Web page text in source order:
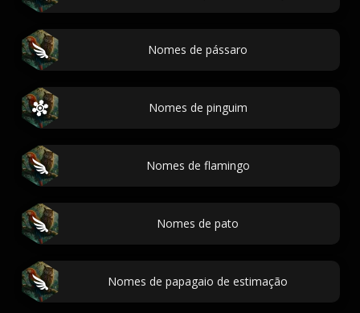
Nomes de pássaro
Nomes de pinguim
Nomes de flamingo
Nomes de pato
Nomes de papagaio de estimação